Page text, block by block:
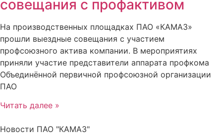
совещания с профактивом
На производственных площадках ПАО «КАМАЗ»
прошли выездные совещания с участием
профсоюзного актива компании. В мероприятиях
приняли участие представители аппарата профкома
Объединённой первичной профсоюзной организации
ПАО
Читать далее »
Новости ПАО "КАМАЗ"